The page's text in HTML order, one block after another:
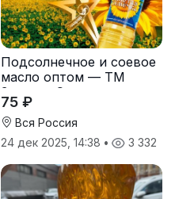
Подсолнечное и соевое
масло оптом — ТМ
Золотая Семечка
75 ₽
Вся Россия
24 дек 2025, 14:38 • 3 332